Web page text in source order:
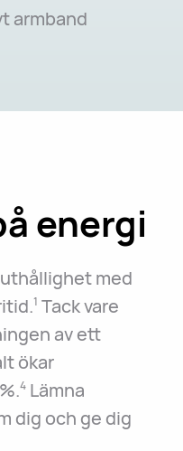
armband
energi
med
1 Tack vare
av ett
ökar
4 Lämna
dig och ge dig